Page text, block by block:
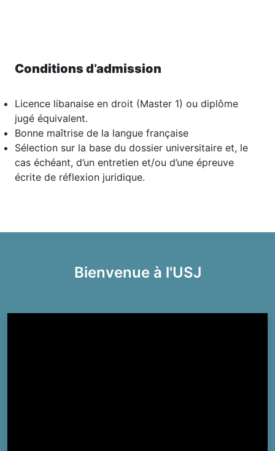
Conditions d’admission
Licence libanaise en droit (Master 1) ou diplôme
jugé équivalent.
Bonne maîtrise de la langue française
Sélection sur la base du dossier universitaire et, le
cas échéant, d’un entretien et/ou d’une épreuve
écrite de réflexion juridique.
Bienvenue à l'USJ